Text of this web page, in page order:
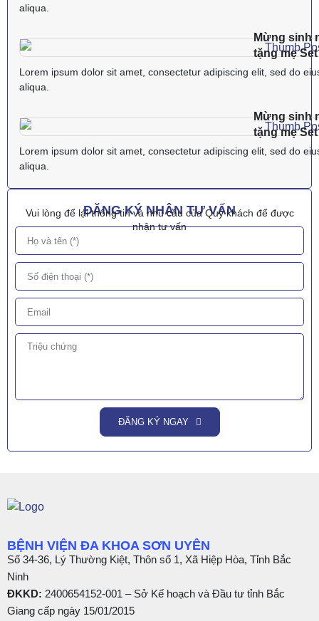
aliqua.
Mừng sinh
tặng mẹ
Lorem ipsum dolor sit amet, consectetur adipiscing elit, sed do
aliqua.
Mừng sinh
tặng mẹ
Lorem ipsum dolor sit amet, consectetur adipiscing elit, sed do
aliqua.
ĐĂNG KÝ NHẬN TƯ VẤN
Vui lòng để lại thông tin và nhu cầu của Quý khách để được
nhận tư vấn
ĐĂNG KÝ NGAY
BỆNH VIỆN ĐA KHOA SƠN UYÊN
Số 34-36, Lý Thường Kiệt, Thôn số 1, Xã Hiệp Hòa, Tỉnh Bắc
Ninh
ĐKKD: 2400654152-001 – Sở Kế hoạch và Đầu tư tỉnh Bắc
Giang cấp ngày 15/01/2015